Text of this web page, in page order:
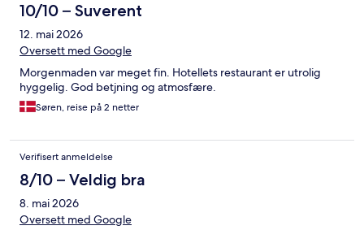
10/10 – Suverent
12. mai 2026
Oversett med Google
Morgenmaden var meget fin. Hotellets restaurant er utrolig
hyggelig. God betjning og atmosfære.
Søren, reise på 2 netter
Verifisert anmeldelse
8/10 – Veldig bra
8. mai 2026
Oversett med Google